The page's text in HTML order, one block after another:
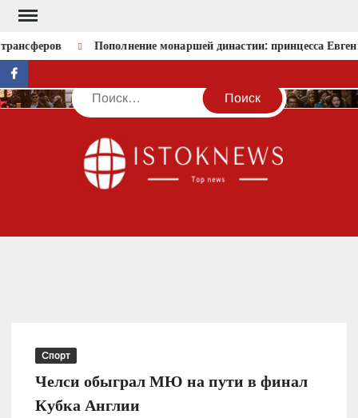
Перейти
содержимому
Пополнение монаршей династии: принцесса
facebook
Поиск
Спорт
Челси обыграл МЮ на пути в финал
Кубка Англии